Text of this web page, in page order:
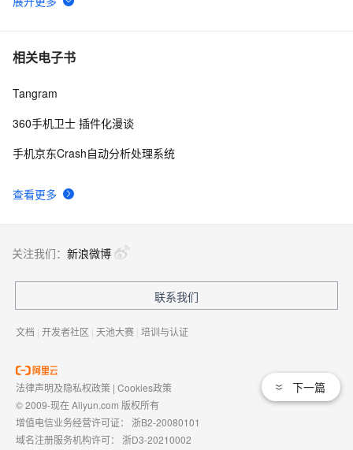
6
电话号码正则表达式 代码 javascript+html,JS正则表达
7 手机淘宝短视频业务「哇哦视频」迁移上 FaaS 笔记公开
8 华为领衔，“5G+摄像头”拿下双影帝，多家国产手机凭
应芯片
相关电子书
查看更多
Tangram
360手机卫士 插件化漫谈
手机京东Crash自动分析处理系统
下一篇
关注我们： 新浪微博
联系我们
文档 | 开发者社区 | 天池大赛 | 培训与认证
法律声明及隐私权政策 | Cookies政策
© 2009-现在 Aliyun.com 版权所有
增值电信业务经营许可证： 浙B2-20080101
域名注册服务机构许可： 浙D3-20210002